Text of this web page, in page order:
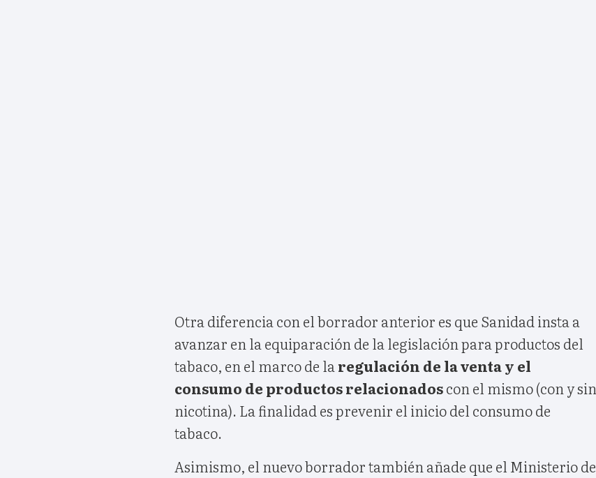
Otra diferencia con el borrador anterior es que Sanidad insta a
avanzar en la equiparación de la legislación para productos del
tabaco, en el marco de la regulación de la venta y el
consumo de productos relacionadoscon el mismo (con y sin
nicotina). La finalidad es prevenir el inicio del consumo de
tabaco.
Asimismo, el nuevo borrador también añade que el Ministerio de